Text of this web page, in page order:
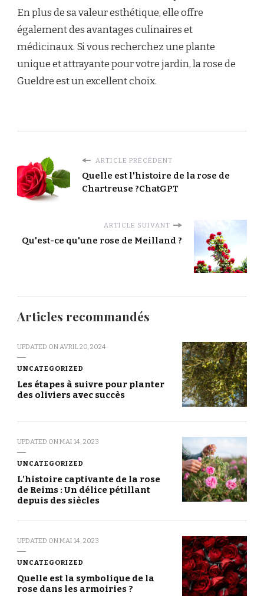
En plus de sa valeur esthétique, elle offre
également des avantages culinaires et
médicinaux. Si vous recherchez une plante
unique et attrayante pour votre jardin, la rose de
Gueldre est un excellent choix.
ARTICLE PRÉCÉDENT
Quelle est l'histoire de la rose de
Chartreuse ?ChatGPT
ARTICLE SUIVANT
Qu'est-ce qu'une rose de Meilland ?
Articles recommandés
UPDATED ONAVRIL 20, 2024
UNCATEGORIZED
Les étapes à suivre pour planter
des oliviers avec succès
UPDATED ONMAI 14, 2023
UNCATEGORIZED
L’histoire captivante de la rose
de Reims : Un délice pétillant
depuis des siècles
UPDATED ONMAI 14, 2023
UNCATEGORIZED
Quelle est la symbolique de la
rose dans les armoiries ?